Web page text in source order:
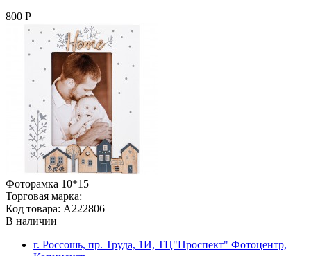
800 Р
Фоторамка 10*15
Торговая марка:
Код товара: A222806
В наличии
г. Россошь, пр. Труда, 1И, ТЦ"Проспект" Фотоцентр,